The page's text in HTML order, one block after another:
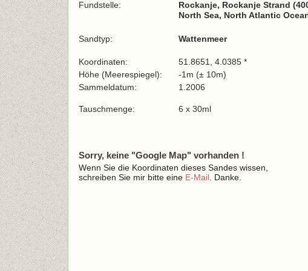
Fundstelle:
Rockanje, Rockanje Strand
North Sea, North Atlantic
Sandtyp: Wattenmeer
Koordinaten:
51.8651, 4.0385 *
Höhe (Meerespiegel):
-1m (± 10m)
Sammeldatum:
1.2006
Tauschmenge: 6 x 30ml
Sorry, keine "Google Map" vorhanden !
Wenn Sie die Koordinaten dieses Sandes wissen,
schreiben Sie mir bitte eine E-Mail . Danke.